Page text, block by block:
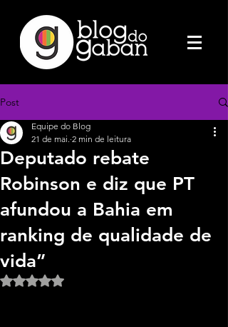
Post
Deputado rebate
Robinson e diz que PT
afundou a Bahia em
ranking de qualidade de
vida”
Equipe do Blog
21 de mai. 2 min de leitura
Avaliado com NaN de 5 estrelas.